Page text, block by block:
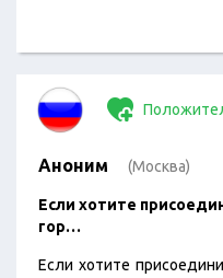
Аноним (Москва)
Если хотите
гор…
Если хотите